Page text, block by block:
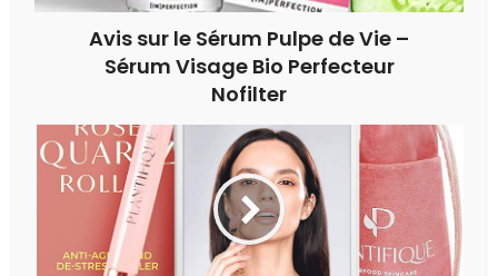
Avis sur le Sérum Pulpe de Vie –
Sérum Visage Bio Perfecteur
Nofilter